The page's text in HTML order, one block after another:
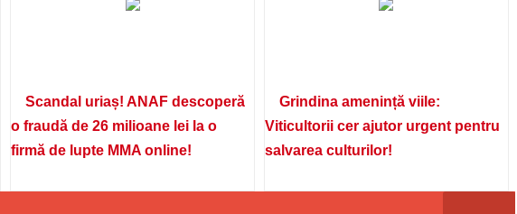
Scandal uriaș! ANAF descoperă
o fraudă de 26 milioane lei la o
firmă de lupte MMA online!
Grindina amenință viile:
Viticultorii cer ajutor urgent pentru
salvarea culturilor!